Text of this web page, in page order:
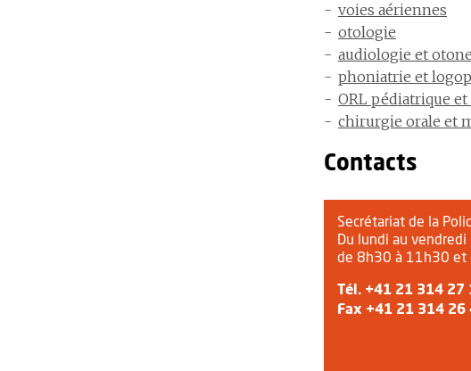
voies aériennes
otologie
audiologie et
phoniatrie et
ORL pédiatrique
chirurgie orale et
Contacts
Secrétariat de la
Du lundi au vendredi
de 8h30 à 11h30
Tél. +41 21 314 27
Fax +41 21 314 26